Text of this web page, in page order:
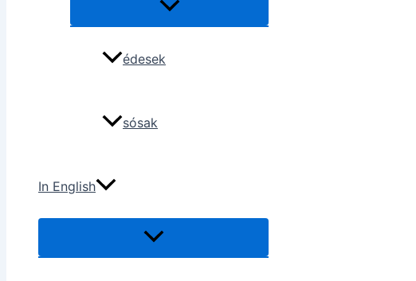
édesek
sósak
In English